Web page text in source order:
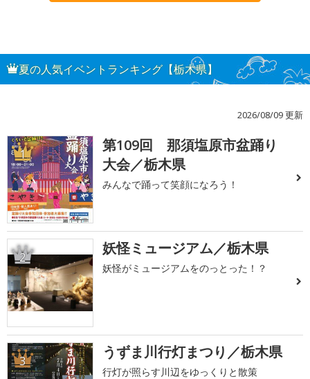
夏の人気イベントランキング【栃木県】
2026/08/09 更新
1
第109回 那須塩原市盆踊り
大会／栃木県
みんなで踊って笑顔になろう！
2 妖怪ミュージアム／栃木県
妖怪がミュージアムをのっとった！？
3 うずま川行灯まつり／栃木県
行灯が照らす川辺をゆっくりと散策